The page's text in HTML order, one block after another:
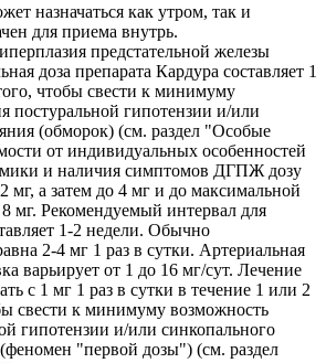
назначаться как утром, так и
для приема внутрь.
предстательной железы
доза препарата Кардура составляет 1
чтобы свести к минимуму
постуральной гипотензии и/или
(обморок) (см. раздел "Особые
от индивидуальных особенностей
и наличия симптомов ДГПЖ дозу
мг, а затем до 4 мг и до максимальной
мг. Рекомендуемый интервал для
1-2 недели. Обычно
2-4 мг 1 раз в сутки. Артериальная
варьирует от 1 до 16 мг/сут. Лечение
с 1 мг 1 раз в сутки в течение 1 или 2
свести к минимуму возможность
гипотензии и/или синкопального
"первой дозы") (см. раздел